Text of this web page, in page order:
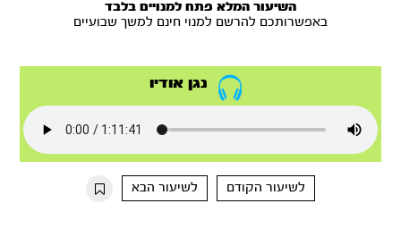
השיעור המלא פתח למנויים בלבד
באפשרותכם להרשם למנוי חינם למשך שבועיים
נגן אודיו
לשיעור הקודם לשיעור הבא